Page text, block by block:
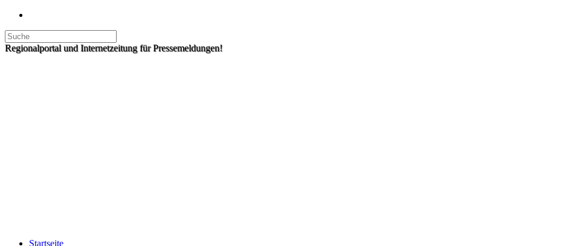
Regionalportal und Internetzeitung für Pressemeldungen!
Startseite